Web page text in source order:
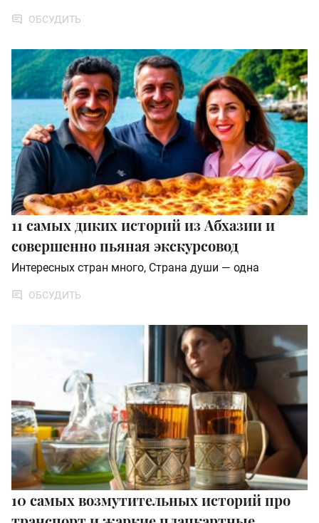
ОБСУДИТЬ
11 самых диких историй из Абхазии и
совершенно пьяная экскурсовод
Интересных стран много, Страна души — одна
ОБСУДИТЬ
10 самых возмутительных историй про